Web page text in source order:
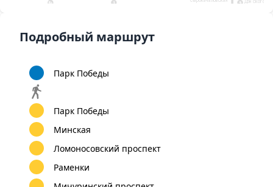
9
1
8А
Подробный маршрут
Парк Победы
Парк Победы
Минская
Ломоносовский проспект
Раменки